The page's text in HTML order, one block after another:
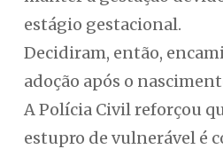
estágio gestacional.
Decidiram, então,
adoção após o
A Polícia Civil reforçou
estupro de vulnerável é